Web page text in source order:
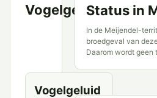
VogelgeluidVWG
en
openbare
Vogelgeluid
Status in
In de Meijendel-
broedgeval van
Daarom wordt